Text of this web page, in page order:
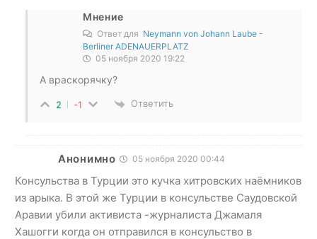
Мнение
Ответ для Neymann von Johann Laube -
Berliner ADENAUERPLATZ
05 ноября 2020 19:22
А враскорячку?
2 -1 Ответить
Анонимно 05 ноября 2020 00:44
Консульства в Турции это кучка хитровских наёмников
из арыка. В этой же Турции в консульстве Саудовской
Аравии убили активиста -журналиста Джамаля
Хашогги когда он отправился в консульство в